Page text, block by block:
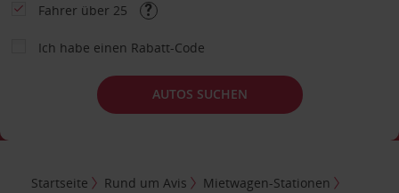
Fahrer über 25
Ich habe einen Rabatt-Code
AUTOS SUCHEN
Startseite Rund um Avis
Mietwagen-Stationen